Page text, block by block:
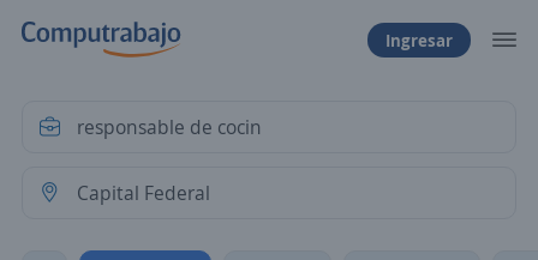
Ingresar